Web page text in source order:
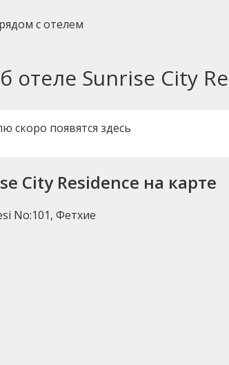
с отелем
отеле Sunrise City
скоро появятся здесь
City Residence на карте
No:101, Фетхие